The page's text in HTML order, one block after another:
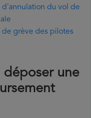
d'annulation du vol de
de grève des pilotes
déposer une